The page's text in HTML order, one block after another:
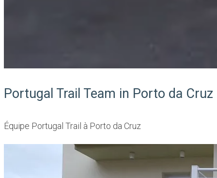
Portugal Trail Team in Porto da Cruz
Équipe Portugal Trail à Porto da Cruz